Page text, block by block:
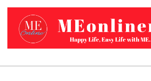
Skip
content
Primary